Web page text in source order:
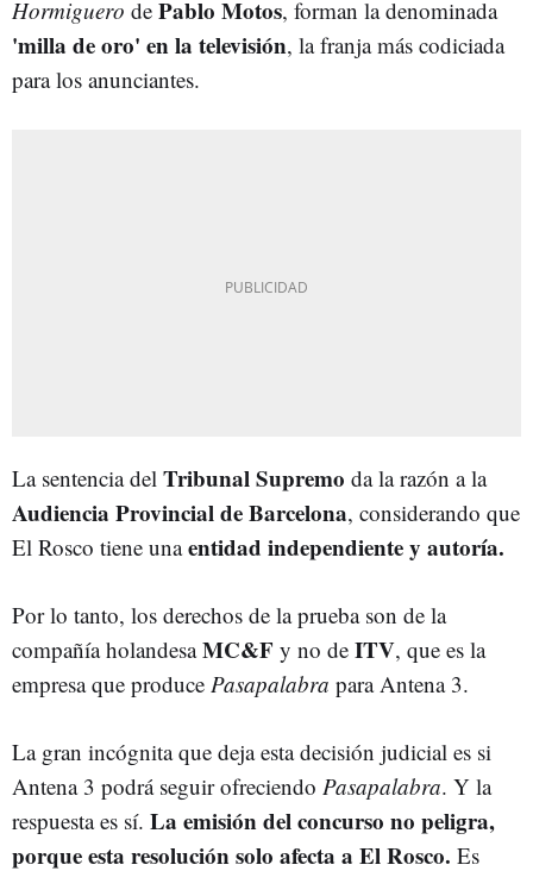
Hormiguero de Pablo Motos, forman la denominada
'milla de oro' en la televisión, la franja más codiciada
para los anunciantes.
La sentencia del Tribunal Supremo da la razón a la
Audiencia Provincial de Barcelona, considerando que
El Rosco tiene unaentidad independiente y autoría.
Por lo tanto, los derechos de la prueba son de la
compañía holandesaMC&F y no de ITV, que es la
empresa que produce Pasapalabra para Antena 3.
La gran incógnita que deja esta decisión judicial es si
Antena 3 podrá seguir ofreciendo Pasapalabra. Y la
respuesta es sí. La emisión del concurso no peligra,
porque esta resolución solo afecta a El Rosco. Es